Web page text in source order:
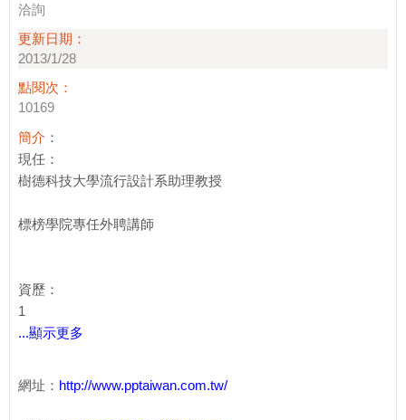
洽詢
更新日期：
2013/1/28
點閱次：
10169
簡介 ：
現任：
樹德科技大學流行設計系助理教授
標榜學院專任外聘講師
資歷：
1
...顯示更多
網址： http://www.pptaiwan.com.tw/